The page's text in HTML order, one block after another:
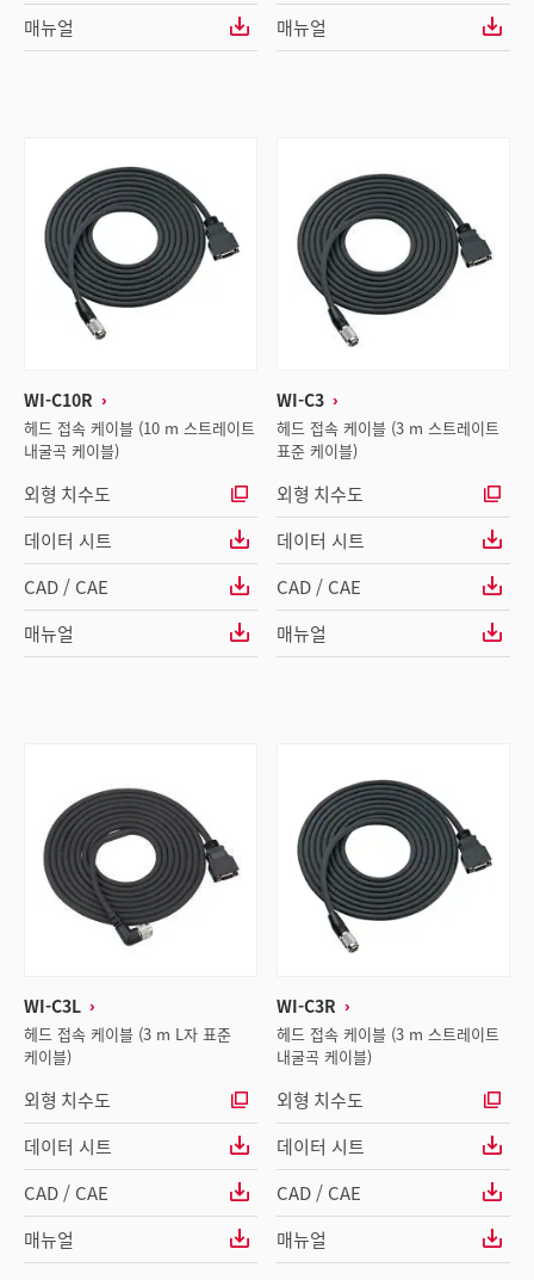
매뉴얼
매뉴얼
WI-C10R
헤드 접속 케이블 (10 m 스트레이트
내굴곡 케이블)
외형 치수도
데이터 시트
CAD / CAE
매뉴얼
WI-C3
헤드 접속 케이블 (3 m 스트레이트
표준 케이블)
외형 치수도
데이터 시트
CAD / CAE
매뉴얼
WI-C3L
헤드 접속 케이블 (3 m L자 표준
케이블)
외형 치수도
데이터 시트
CAD / CAE
매뉴얼
WI-C3R
헤드 접속 케이블 (3 m 스트레이트
내굴곡 케이블)
외형 치수도
데이터 시트
CAD / CAE
매뉴얼